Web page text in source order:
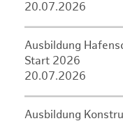
20.07.2026
Ausbildung
Start 2026
20.07.2026
Ausbildung